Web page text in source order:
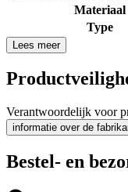
Materiaal
Type
Lees meer
Verantwoordelijk voor
informatie over de
Bestel- en